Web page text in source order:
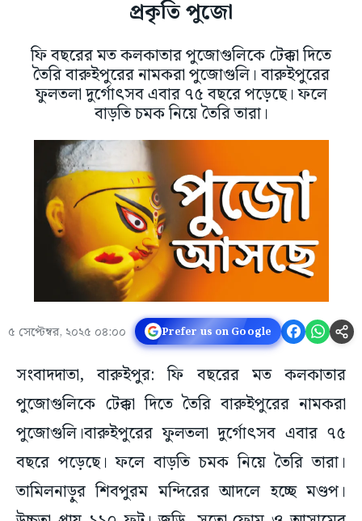
প্রকৃতি পুজো
ফি বছরের মত কলকাতার পুজোগুলিকে টেক্কা দিতে
তৈরি বারুইপুরের নামকরা পুজোগুলি। বারুইপুরের
ফুলতলা দুর্গোৎসব এবার ৭৫ বছরে পড়েছে। ফলে
বাড়তি চমক নিয়ে তৈরি তারা।
৫ সেপ্টেম্বর, ২০২৫ ০৪:০০ Prefer us on Google
সংবাদদাতা, বারুইপুর: ফি বছরের মত কলকাতার
পুজোগুলিকে টেক্কা দিতে তৈরি বারুইপুরের নামকরা
পুজোগুলি।বারুইপুরের ফুলতলা দুর্গোৎসব এবার ৭৫
বছরে পড়েছে। ফলে বাড়তি চমক নিয়ে তৈরি তারা।
তামিলনাড়ুর শিবপুরম মন্দিরের আদলে হচ্ছে মণ্ডপ।